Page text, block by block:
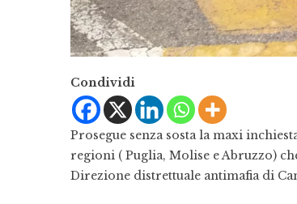
Condividi
Prosegue senza sosta la maxi
regioni ( Puglia, Molise e Abruzzo)
Direzione distrettuale antimafia di